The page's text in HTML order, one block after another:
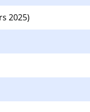
2025)